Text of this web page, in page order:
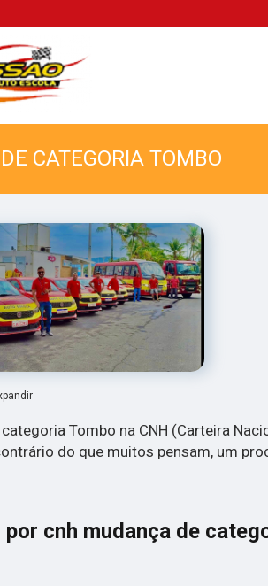
CATEGORIA TOMBO
Tombo na CNH (Carteira
do que muitos pensam, um
cnh mudança de